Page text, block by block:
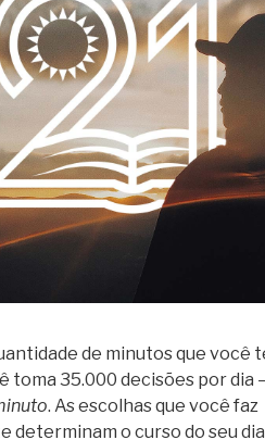
de minutos que você
toma 35.000 decisões por dia
. As escolhas que você faz
determinam o curso do seu